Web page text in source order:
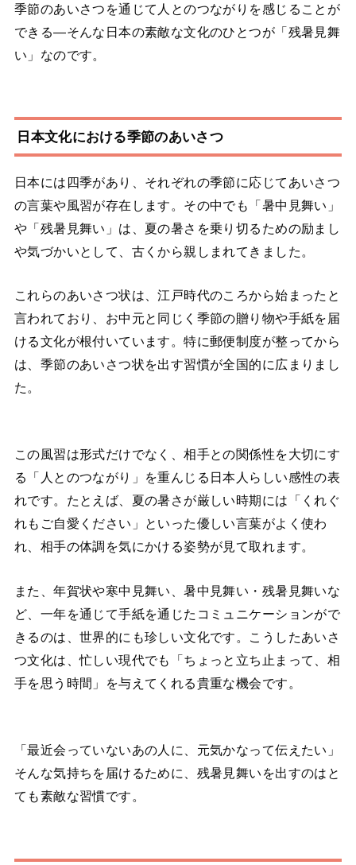
季節のあいさつを通じて人とのつながりを感じることが
できる―そんな日本の素敵な文化のひとつが「残暑見舞
い」なのです。
日本文化における季節のあいさつ
日本には四季があり、それぞれの季節に応じてあいさつ
の言葉や風習が存在します。その中でも「暑中見舞い」
や「残暑見舞い」は、夏の暑さを乗り切るための励まし
や気づかいとして、古くから親しまれてきました。
これらのあいさつ状は、江戸時代のころから始まったと
言われており、お中元と同じく季節の贈り物や手紙を届
ける文化が根付いています。特に郵便制度が整ってから
は、季節のあいさつ状を出す習慣が全国的に広まりまし
た。
この風習は形式だけでなく、相手との関係性を大切にす
る「人とのつながり」を重んじる日本人らしい感性の表
れです。たとえば、夏の暑さが厳しい時期には「くれぐ
れもご自愛ください」といった優しい言葉がよく使わ
れ、相手の体調を気にかける姿勢が見て取れます。
また、年賀状や寒中見舞い、暑中見舞い・残暑見舞いな
ど、一年を通じて手紙を通じたコミュニケーションがで
きるのは、世界的にも珍しい文化です。こうしたあいさ
つ文化は、忙しい現代でも「ちょっと立ち止まって、相
手を思う時間」を与えてくれる貴重な機会です。
「最近会っていないあの人に、元気かなって伝えたい」
そんな気持ちを届けるために、残暑見舞いを出すのはと
ても素敵な習慣です。